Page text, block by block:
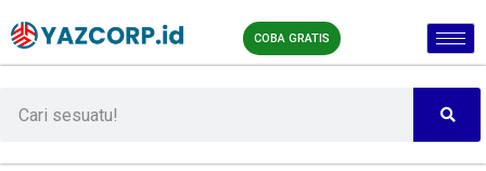
COBA GRATIS